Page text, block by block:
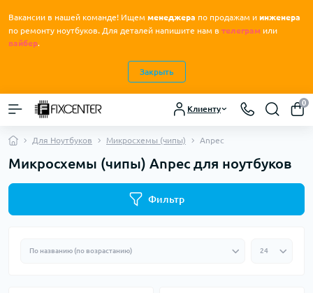
Вакансии в нашей команде! Ищем менеджера по продажам и инженера
по ремонту ноутбуков. Для деталей напишите нам в телеграм или
вайбер.
Закрыть
Клиенту
0
Для Ноутбуков Микросхемы (чипы) Anpec
Микросхемы (чипы) Anpec для ноутбуков
Фильтр